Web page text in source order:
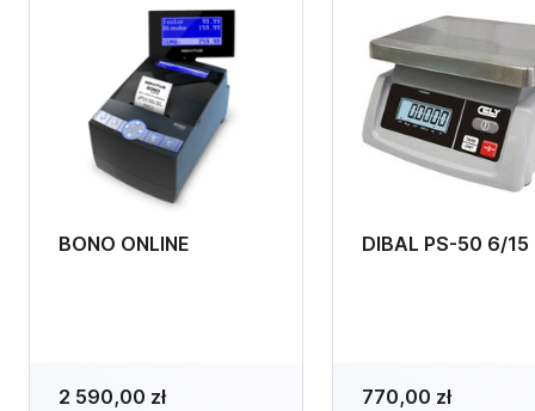
BONO ONLINE
2 590,00 zł
DIBAL PS-50 6/15
770,00 zł